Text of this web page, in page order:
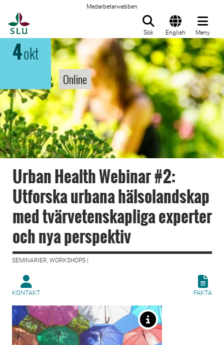
Medarbetarwebben
Sök English Meny
4okt
Online
Urban Health Webinar #2:
Utforska urbana hälsolandskap
med tvärvetenskapliga experter
och nya perspektiv
SEMINARIER, WORKSHOPS |
KONTAKT FAKTA